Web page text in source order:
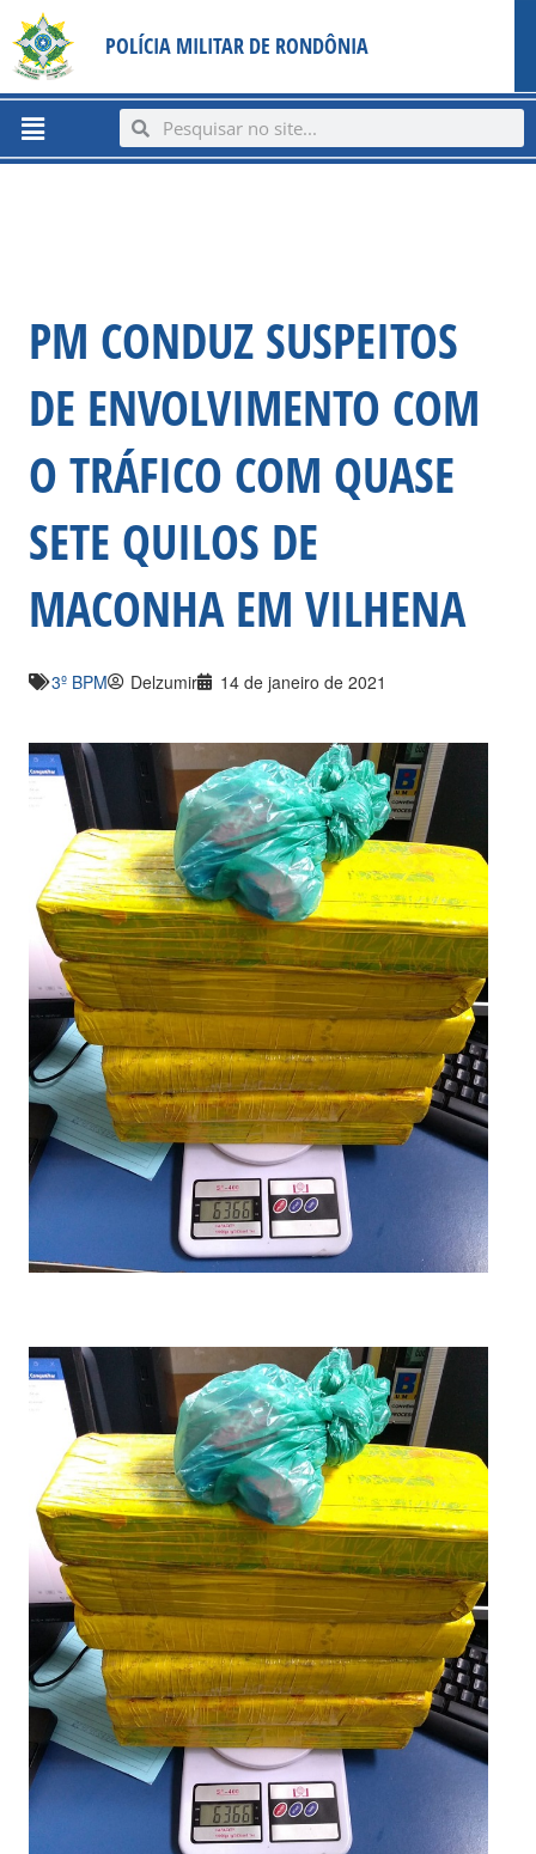
content
para
conteúdo
POLÍCIA MILITAR DE RONDÔNIA
Menu SearchSearch
PM CONDUZ SUSPEITOS
DE ENVOLVIMENTO COM
O TRÁFICO COM QUASE
SETE QUILOS DE
MACONHA EM VILHENA
3º BPM Delzumir 14 de janeiro de 2021